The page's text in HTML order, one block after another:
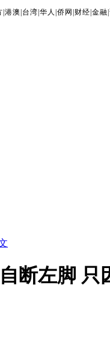
|港澳 台湾 |华人 |侨网 财经 |金融 |
断左脚 只